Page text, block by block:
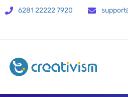
6281 22222 7920